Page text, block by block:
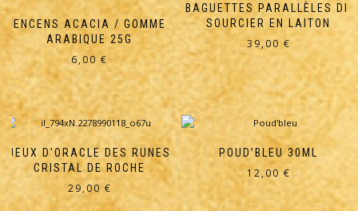
ENCENS ACACIA / GOMME
ARABIQUE 25G
6,00 €
BAGUETTES PARALLÈLES DE
SOURCIER EN LAITON
39,00 €
JEUX D’ORACLE DES RUNES
CRISTAL DE ROCHE
29,00 €
POUD’BLEU 30ML
12,00€